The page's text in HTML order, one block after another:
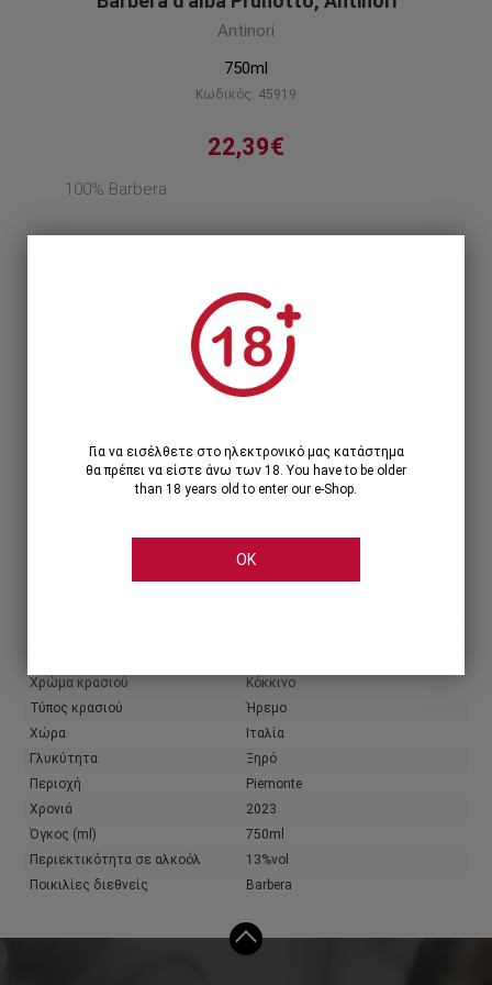
Antinori
750ml
Κωδικός: 45919
22,39€
100% Barbera
22,39€
247,20€ 268,68€
Share
Χρώμα κρασιού
Κόκκινο
Τύπος κρασιού
Ήρεμο
Χώρα
Ιταλία
Γλυκύτητα
Ξηρό
Περιοχή
Piemonte
Χρονιά
2023
Όγκος (ml)
750ml
Περιεκτικότητα σε αλκοόλ
13%vol
Ποικιλίες διεθνείς
Barbera
Για να εισέλθετε στο ηλεκτρονικό μας κατάστημα
θα πρέπει να είστε άνω των 18. You have to be older
than 18 years old to enter our e-Shop.
OK